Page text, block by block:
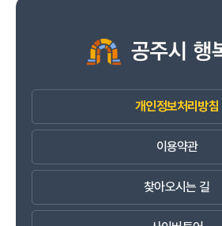
개인정보처리방침
이용약관
찾아오시는 길